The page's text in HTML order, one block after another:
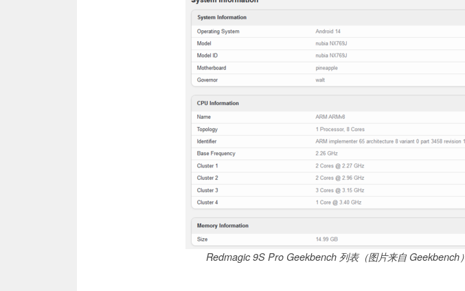
Redmagic 9S Pro Geekbench 列表（图片来自 Geekbench）